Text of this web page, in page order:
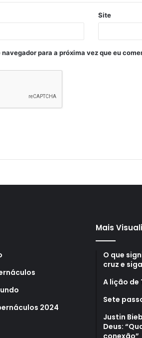
Site
para a próxima vez que eu
2024
Mais
O que
cruz e
A lição de
Sete
Justin
Deus:
conexão”